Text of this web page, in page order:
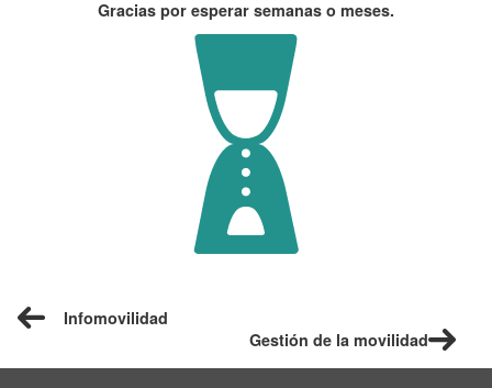
Gracias por esperar semanas o meses.
Infomovilidad
Gestión de la movilidad